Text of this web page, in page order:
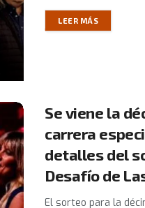
LEER MÁS
Se viene la
carrera
detalles del
Desafío de
El sorteo para la